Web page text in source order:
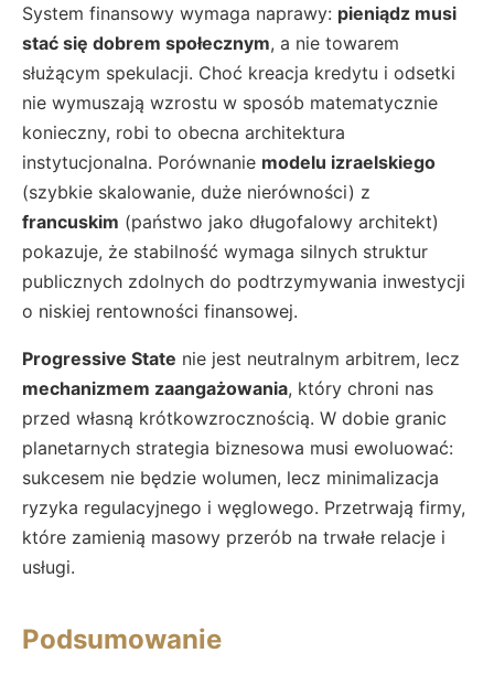
System finansowy wymaga naprawy: pieniądz musi
stać się dobrem społecznym, a nie towarem
służącym spekulacji. Choć kreacja kredytu i odsetki
nie wymuszają wzrostu w sposób matematycznie
konieczny, robi to obecna architektura
instytucjonalna. Porównanie modelu izraelskiego
(szybkie skalowanie, duże nierówności) z
francuskim (państwo jako długofalowy architekt)
pokazuje, że stabilność wymaga silnych struktur
publicznych zdolnych do podtrzymywania inwestycji
o niskiej rentowności finansowej.
Progressive State nie jest neutralnym arbitrem, lecz
mechanizmem zaangażowania, który chroni nas
przed własną krótkowzrocznością. W dobie granic
planetarnych strategia biznesowa musi ewoluować:
sukcesem nie będzie wolumen, lecz minimalizacja
ryzyka regulacyjnego i węglowego. Przetrwają firmy,
które zamienią masowy przerób na trwałe relacje i
usługi.
Podsumowanie